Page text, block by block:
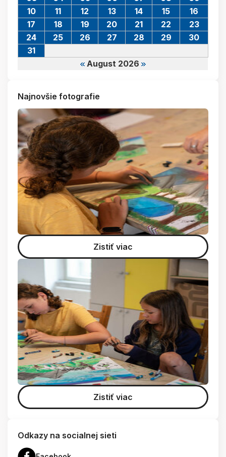
August 2026
10
11 12 13 14 15
16
17
18 19 20 21 22
23
24
25 26 27 28 29
30
31
Najnovšie fotografie
Zistiť viac
Zistiť viac
Odkazy na socialnej sieti